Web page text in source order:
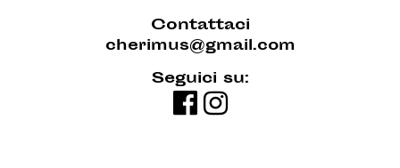
Contattaci
cherimus@gmail.com
Seguici su: